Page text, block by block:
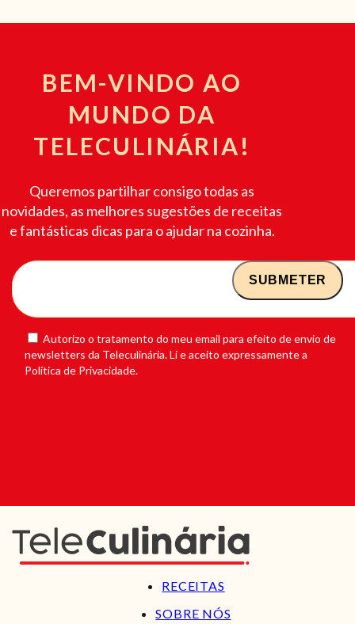
BEM-VINDO AO
MUNDO DA
TELECULINÁRIA!
Queremos partilhar consigo todas as
novidades, as melhores sugestões de receitas
e fantásticas dicas para o ajudar na cozinha.
Autorizo o tratamento do meu email para efeito de envio de
newsletters da Teleculinária. Li e aceito expressamente a
Política de Privacidade.
RECEITAS
SOBRE NÓS